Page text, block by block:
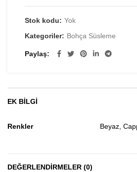
Stok kodu: Yok
Kategoriler: Bohça Süsleme
Paylaş
EK BILGI
Renkler Beyaz,
DEĞERLENDIRMELER (0)